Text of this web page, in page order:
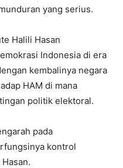
yang serius.
Halili Hasan
Indonesia di era
kembalinya negara
HAM di mana
politik elektoral.
pada
kontrol